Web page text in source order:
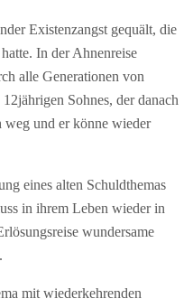
Existenzangst gequält, die
In der Ahnenreise
alle Generationen von
Sohnes, der danach
weg und er könne wieder
eines alten Schuldthemas
in ihrem Leben wieder in
wundersame
mit wiederkehrenden